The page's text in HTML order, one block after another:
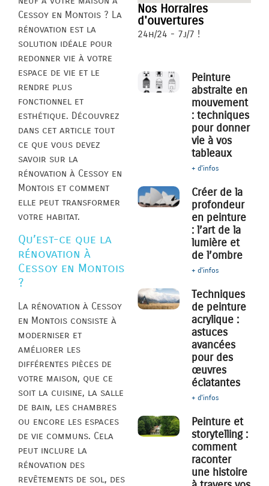
Cessoy en Montois ? La
rénovation est la
solution idéale pour
redonner vie à votre
espace de vie et le
rendre plus
fonctionnel et
esthétique. Découvrez
dans cet article tout
ce que vous devez
savoir sur la
rénovation à Cessoy en
Montois et comment
elle peut transformer
votre habitat.
Qu’est-ce que la
rénovation à
Cessoy en Montois
?
La rénovation à Cessoy
en Montois consiste à
moderniser et
améliorer les
différentes pièces de
votre maison, que ce
soit la cuisine, la salle
de bain, les chambres
ou encore les espaces
de vie communs. Cela
peut inclure la
rénovation des
revêtements de sol, des
Nos Horraires
d'ouvertures
24h/24 - 7j/7 !
Peinture
abstraite en
mouvement
: techniques
pour donner
vie à vos
tableaux
+ d'infos
Créer de la
profondeur
en peinture
: l’art de la
lumière et
de l’ombre
+ d'infos
Techniques
de peinture
acrylique :
astuces
avancées
pour des
œuvres
éclatantes
+ d'infos
Peinture et
storytelling :
comment
raconter
une histoire